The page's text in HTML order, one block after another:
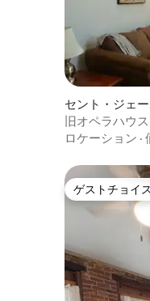
セント・ジェ
ョン・アパート
旧オペラハウ
ロケーション ·
ゲストチョイス
ゲストチョイス